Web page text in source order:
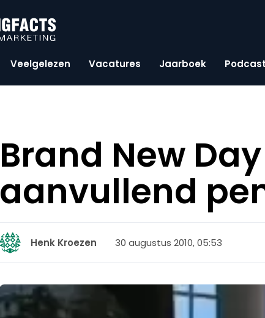
Veelgelezen Vacatures Jaarboek
Brand New
aanvullend
Henk Kroezen 30 augustus 2010, 05:53